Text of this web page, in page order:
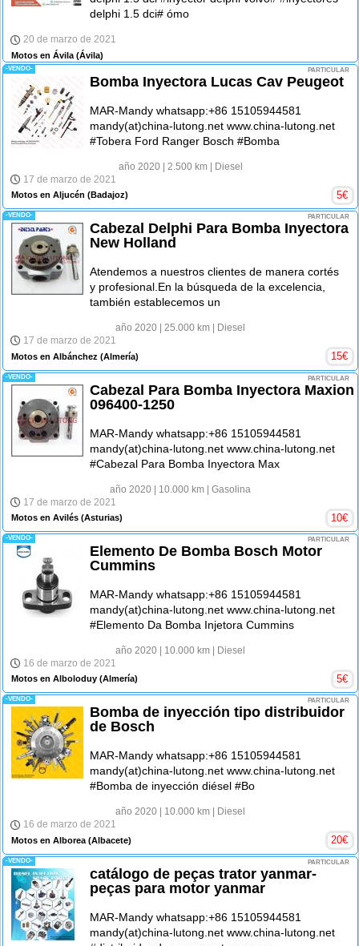
delphi 1.5 dci# ómo
20 de marzo de 2021
Motos en Ávila (Ávila)
-VENDO- PARTICULAR
Bomba Inyectora Lucas Cav Peugeot
MAR-Mandy whatsapp:+86 15105944581
mandy(at)china-lutong.net www.china-lutong.net
#Tobera Ford Ranger Bosch #Bomba
año 2020| 2.500 km| Diesel
17 de marzo de 2021
Motos en Aljucén (Badajoz) 5€
-VENDO- PARTICULAR
Cabezal Delphi Para Bomba Inyectora
New Holland
Atendemos a nuestros clientes de manera cortés
y profesional.En la búsqueda de la excelencia,
también establecemos un
año 2020 | 25.000 km | Diesel
17 de marzo de 2021
Motos en Albánchez (Almería) 15€
-VENDO- PARTICULAR
Cabezal Para Bomba Inyectora Maxion
096400-1250
MAR-Mandy whatsapp:+86 15105944581
mandy(at)china-lutong.net www.china-lutong.net
#Cabezal Para Bomba Inyectora Max
año 2020 | 10.000 km | Gasolina
17 de marzo de 2021
Motos en Avilés (Asturias) 10€
-VENDO- PARTICULAR
Elemento De Bomba Bosch Motor
Cummins
MAR-Mandy whatsapp:+86 15105944581
mandy(at)china-lutong.net www.china-lutong.net
#Elemento Da Bomba Injetora Cummins
año 2020 | 10.000 km | Diesel
16 de marzo de 2021
Motos en Alboloduy (Almería) 5€
-VENDO- PARTICULAR
Bomba de inyección tipo distribuidor
de Bosch
MAR-Mandy whatsapp:+86 15105944581
mandy(at)china-lutong.net www.china-lutong.net
#Bomba de inyección diésel #Bo
año 2020 | 10.000 km | Diesel
16 de marzo de 2021
Motos en Alborea (Albacete) 20€
-VENDO- PARTICULAR
catálogo de peças trator yanmar-
peças para motor yanmar
MAR-Mandy whatsapp:+86 15105944581
mandy(at)china-lutong.net www.china-lutong.net